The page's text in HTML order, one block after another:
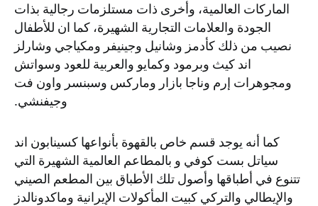
الماركات العالمية، وأخرى ذات مستلزمات رجالية بذات
الجودة والعلامات التجارية الشهيرة، كما ان للأطفال
نصيب من ذلك كأدمز وشانيل وجينيفر ومكياجي وشارلز
اند كيث وبرمود وكمايو والعربية للعود وسواتش
ومجوهرات إرم وناجا بازار وماركس وسبنسر واون فت
وجيفنشي.
كما أنه يوجد قسم خاص بالقهوة بأنواعها كسينابون اند
سياتل بست كوفي و بالمطاعم العالمية الشهيرة التي
تتنوع في أطباقها وأصول تلك الأطباق بين المطعم الصيني
والإيطالي والتركي كبيت المأكولات الإيرانية وماكدونالدز